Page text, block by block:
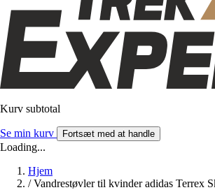
Kurv subtotal
Se min kurv Fortsæt med at handle
Loading...
Hjem
/ Vandrestøvler til kvinder adidas Terrex